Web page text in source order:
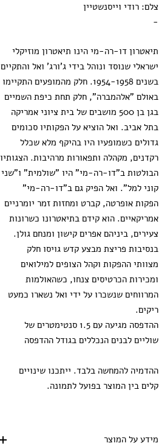
צלם: רודי וייסנשטיין
-
תיאטרון דו-רה-מי הינו תיאטרון מוזיקלי
ישראלי שנוסד ונוהל בידי ג'ורג' ואל והתקיים
בשנים 1954-1958. חלק מהמופעים התקיימו
באולם "אלהמברה", חלק תחת כיפת השמיים
בגן בן 500 מושבים של בית ציוני אמריקה
בתל אביב. ואל הוציא על הפקותיו סכומים
גדולים כשמופעיו היו בהיקף מלא שכלל
רקדנים, מקהלה ותפאורות מרהיבות. הצגותיו
הבולטות ב"דו-רה-מי" היו "שולמית" ו"שני
קוני למל". ואל הפיק גם ב"דו-רה-מי"
הפקות אופרטה, קברט ומחזות זמר יומרניים
אמריקאיים. הוא קידם בתיאטרונו כשרונות
צעירים, ביניהם אפרים קישון ומנחם גולן.
בנסיבות פריצת מבצע קדש גויסו חלק
מצוותי ההפקות וקהל הצופים למילואים
ומכירות הכרטיסים צנחו, כשהאולמות
המרווחים שנשכרו על ידי ואל נשארו כמעט
ריקים.
ההדפסה מגיעה עם 1.5 סנטימטרים של
שוליים לבנים הנכללים בגודל ההדפסה
ההדמיה להמחשה בלבד. ייתכנו שינויים
קלים בין המוצר בפועל לתמונה.
מידע על המוצר